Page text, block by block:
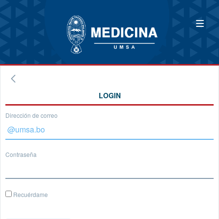
LOGIN
Dirección de correo
Contraseña
Recuérdame